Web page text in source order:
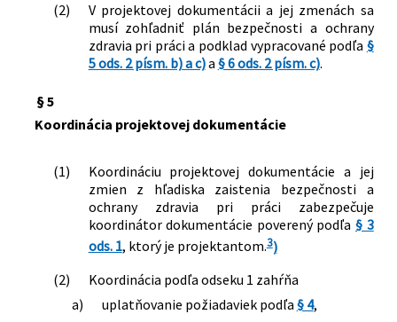
(2)
V projektovej dokumentácii a jej zmenách sa
musí zohľadniť plán bezpečnosti a ochrany
zdravia pri práci a podklad vypracované podľa §
5 ods. 2 písm. b) a c)a § 6 ods. 2 písm. c).
§ 5
Koordinácia projektovej dokumentácie
(1)
Koordináciu projektovej dokumentácie a jej
zmien z hľadiska zaistenia bezpečnosti a
ochrany zdravia pri práci zabezpečuje
koordinátor dokumentácie poverený podľa§ 3
ods. 1, ktorý je projektantom.3)
(2)
Koordinácia podľa odseku 1 zahŕňa
a)
uplatňovanie požiadaviek podľa § 4,